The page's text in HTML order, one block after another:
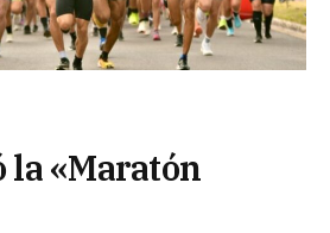
la «Maratón